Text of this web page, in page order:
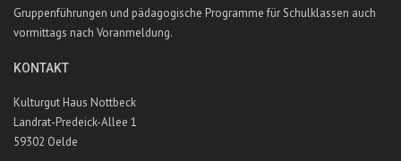
Gruppenführungen und pädagogische Programme für Schulklassen auch
vormittags nach Voranmeldung.
KONTAKT
Kulturgut Haus Nottbeck
Landrat-Predeick-Allee 1
59302 Oelde